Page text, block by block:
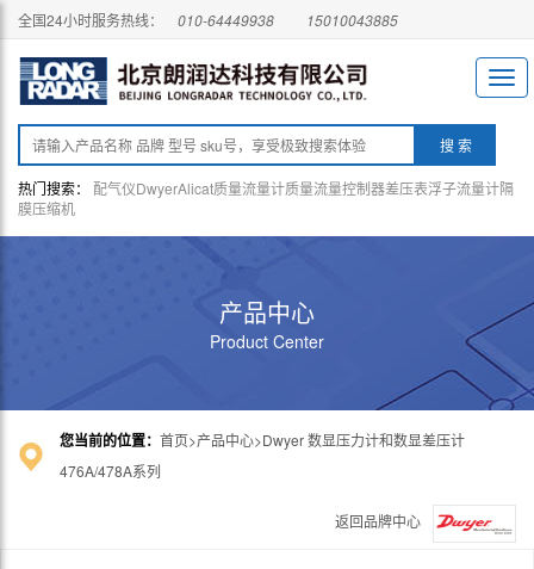
全国24小时服务热线： 010-64449938 15010043885
热门搜索： 配气仪DwyerAlicat质量流量计质量流量控制器差压表浮子流量计隔
膜压缩机
产品中心
Product Center
您当前的位置： 首页 产品中心 Dwyer 数显压力计和数显差压计
476A/478A系列
返回品牌中心